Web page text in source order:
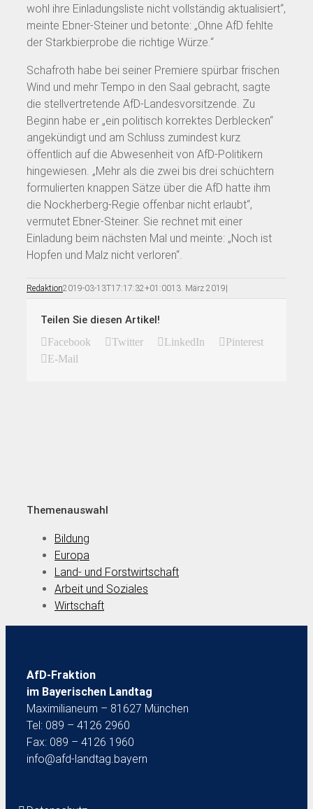
wohl ihre Einladungsliste nicht vollständig aktualisiert“,
meinte Ebner-Steiner und betonte: „Ohne AfD fehlte
der Starkbierprobe die richtige Würze.“
Schafroth habe bei seiner Premiere spürbar frischen
Wind und mehr Tempo in den Saal gebracht, sagte
die stellvertretende AfD-Landesvorsitzende. Zu
Beginn habe er „ein politisch korrektes Derblecken“
angekündigt und am Schluss zumindest kurz
öffentlich auf die Abwesenheit von AfD-Politikern
hingewiesen. „Mehr als die zwei bis drei schüchtern
formulierten knappen Sätze über die AfD hatte ihm
die Nockherberg-Regie offenbar nicht erlaubt“,
vermutet Ebner-Steiner. Sie rechnet mit einer
Einladung beim nächsten Mal und meinte: „Noch ist
Hopfen und Malz nicht verloren“.
Redaktion2019-03-13T17:17:32+01:0013. März 2019|
Teilen Sie diesen Artikel!
Facebook Twitter LinkedIn
Pinterest
E-Mail
Themenauswahl
Bildung
Europa
Land- und Forstwirtschaft
Arbeit und Soziales
Wirtschaft
AfD-Fraktion
im Bayerischen Landtag
Maximilianeum – 81627 München
Tel: 089 – 4126 2960
Fax: 089 – 4126 1960
info@afd-landtag.bayern